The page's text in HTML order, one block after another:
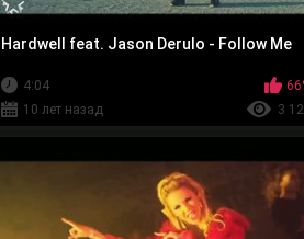
Hardwell feat. Jason Derulo - Follow Me
4:04
10 лет назад
3